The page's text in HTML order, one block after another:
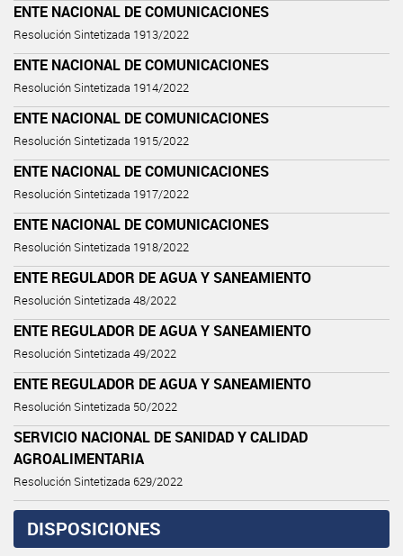
ENTE NACIONAL DE COMUNICACIONES
Resolución Sintetizada 1913/2022
ENTE NACIONAL DE COMUNICACIONES
Resolución Sintetizada 1914/2022
ENTE NACIONAL DE COMUNICACIONES
Resolución Sintetizada 1915/2022
ENTE NACIONAL DE COMUNICACIONES
Resolución Sintetizada 1917/2022
ENTE NACIONAL DE COMUNICACIONES
Resolución Sintetizada 1918/2022
ENTE REGULADOR DE AGUA Y SANEAMIENTO
Resolución Sintetizada 48/2022
ENTE REGULADOR DE AGUA Y SANEAMIENTO
Resolución Sintetizada 49/2022
ENTE REGULADOR DE AGUA Y SANEAMIENTO
Resolución Sintetizada 50/2022
SERVICIO NACIONAL DE SANIDAD Y CALIDAD
AGROALIMENTARIA
Resolución Sintetizada 629/2022
DISPOSICIONES